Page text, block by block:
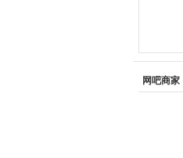
网吧商家